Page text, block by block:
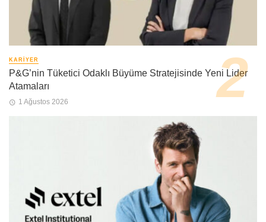
KARIYER
P&G’nin Tüketici Odaklı Büyüme Stratejisinde Yeni Lider
Atamaları
1 Ağustos 2026